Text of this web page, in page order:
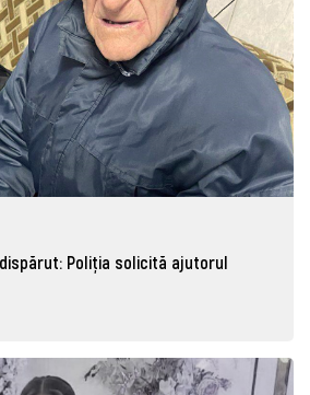
Poliţia solicită ajutorul